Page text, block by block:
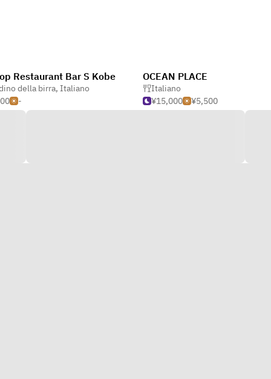
Restaurant Bar S Kobe
della birra, Italiano
-
OCEAN PLACE
Italiano
¥15,000
¥5,500